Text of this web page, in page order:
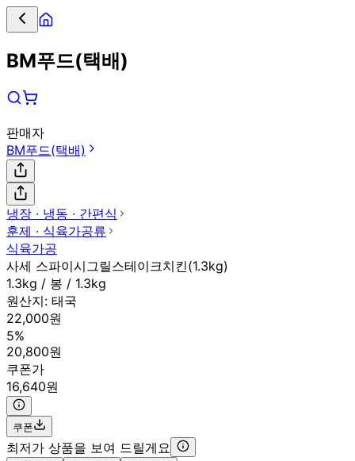
BM푸드(택배)
판매자
BM푸드(택배)
냉장 ∙ 냉동 ∙ 간편식
훈제 ∙ 식육가공류
식육가공
사세 스파이시그릴스테이크치킨(1.3kg)
1.3kg / 봉 / 1.3kg
원산지: 태국
22,000원
5%
20,800원
쿠폰가
16,640원
쿠폰
최저가 상품을 보여 드릴게요